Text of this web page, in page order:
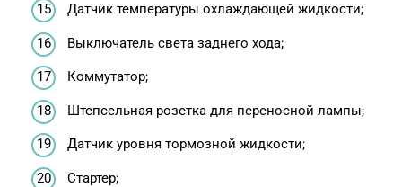
Датчик температуры охлаждающей жидкости;
Выключатель света заднего хода;
Коммутатор;
Штепсельная розетка для переносной лампы;
Датчик уровня тормозной жидкости;
Стартер;